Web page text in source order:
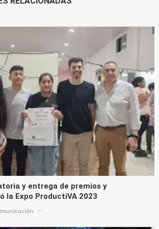
y entrega de premios y
la Expo ProductiVA 2023